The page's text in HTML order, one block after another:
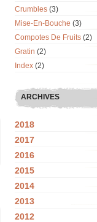
Crumbles (3)
Mise-En-Bouche (3)
Compotes De Fruits (2)
Gratin (2)
Index (2)
ARCHIVES
2018
2017
2016
2015
2014
2013
2012